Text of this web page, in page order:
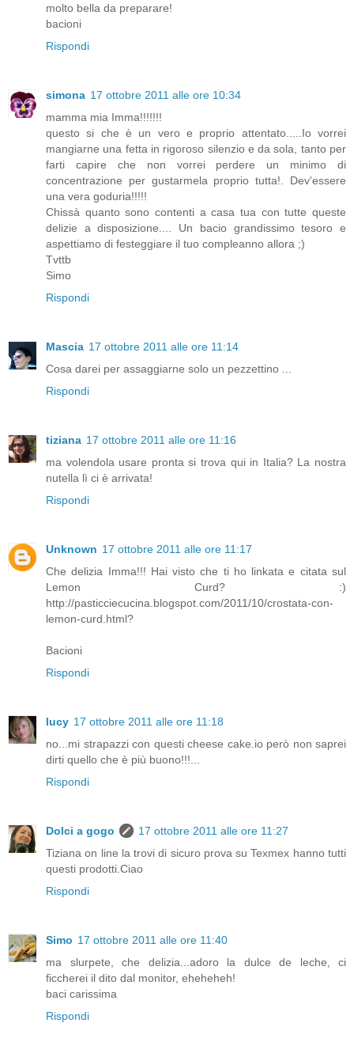
molto bella da preparare!
bacioni
Rispondi
simona 17 ottobre 2011 alle ore 10:34
mamma mia Imma!!!!!!!
questo si che è un vero e proprio attentato.....Io vorrei
mangiarne una fetta in rigoroso silenzio e da sola, tanto per
farti capire che non vorrei perdere un minimo di
concentrazione per gustarmela proprio tutta!. Dev'essere
una vera goduria!!!!!
Chissà quanto sono contenti a casa tua con tutte queste
delizie a disposizione.... Un bacio grandissimo tesoro e
aspettiamo di festeggiare il tuo compleanno allora ;)
Tvttb
Simo
Rispondi
Mascia 17 ottobre 2011 alle ore 11:14
Cosa darei per assaggiarne solo un pezzettino ...
Rispondi
tiziana 17 ottobre 2011 alle ore 11:16
ma volendola usare pronta si trova qui in Italia? La nostra
nutella lì ci è arrivata!
Rispondi
Unknown 17 ottobre 2011 alle ore 11:17
Che delizia Imma!!! Hai visto che ti ho linkata e citata sul
Lemon Curd? :)
http://pasticciecucina.blogspot.com/2011/10/crostata-con-
lemon-curd.html?
Bacioni
Rispondi
lucy 17 ottobre 2011 alle ore 11:18
no...mi strapazzi con questi cheese cake.io però non saprei
dirti quello che è più buono!!!...
Rispondi
Dolci a gogo
17 ottobre 2011 alle ore 11:27
Tiziana on line la trovi di sicuro prova su Texmex hanno tutti
questi prodotti.Ciao
Rispondi
Simo 17 ottobre 2011 alle ore 11:40
ma slurpete, che delizia...adoro la dulce de leche, ci
ficcherei il dito dal monitor, eheheheh!
baci carissima
Rispondi